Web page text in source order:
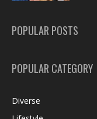
POPULAR POSTS
POPULAR CATEGORY
Diverse